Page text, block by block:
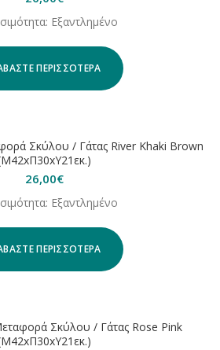
Εξαντλημένο
ΠΕΡΙΣΣΌΤΕΡΑ
Σκύλου / Γάτας River Khaki Brown
26,00€
Εξαντλημένο
ΠΕΡΙΣΣΌΤΕΡΑ
Σκύλου / Γάτας Rose Pink